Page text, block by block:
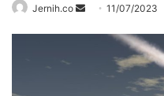
Jernih.co
Send11/07/2023